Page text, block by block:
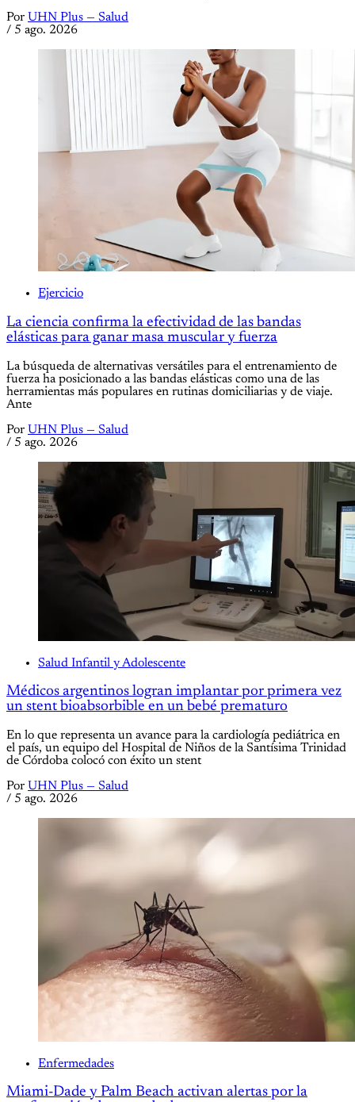
Por UHN Plus — Salud
/ 5 ago. 2026
Ejercicio
La ciencia confirma la efectividad de las bandas
elásticas para ganar masa muscular y fuerza
La búsqueda de alternativas versátiles para el entrenamiento de
fuerza ha posicionado a las bandas elásticas como una de las
herramientas más populares en rutinas domiciliarias y de viaje.
Ante
Por UHN Plus — Salud
/ 5 ago. 2026
Salud Infantil y Adolescente
Médicos argentinos logran implantar por primera vez
un stent bioabsorbible en un bebé prematuro
En lo que representa un avance para la cardiología pediátrica en
el país, un equipo del Hospital de Niños de la Santísima Trinidad
de Córdoba colocó con éxito un stent
Por UHN Plus — Salud
/ 5 ago. 2026
Enfermedades
Miami-Dade y Palm Beach activan alertas por la